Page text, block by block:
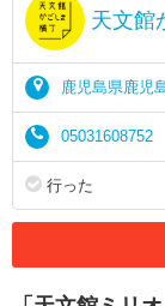
天文館
鹿児島県鹿児
05031608752
行った